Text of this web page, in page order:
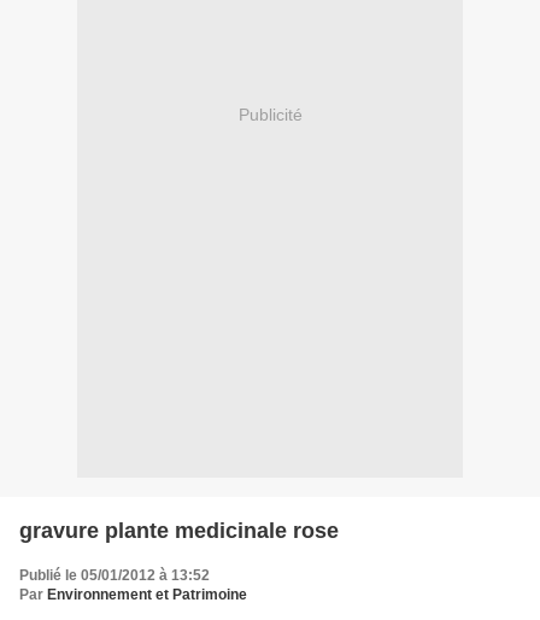
Publicité
gravure plante medicinale rose
Publié le 05/01/2012 à 13:52
Par Environnement et Patrimoine